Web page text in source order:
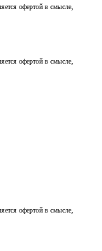
офертой в смысле,
офертой в смысле,
офертой в смысле,